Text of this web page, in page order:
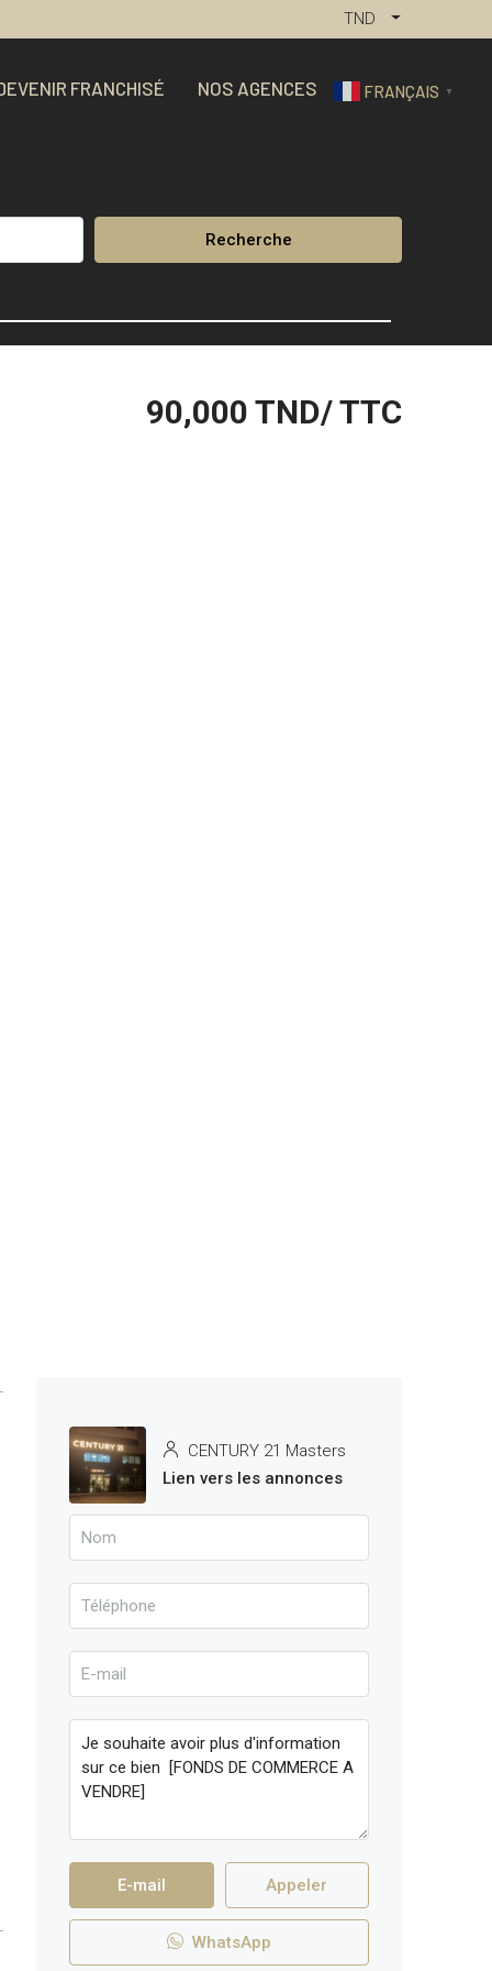
TND
FRANCHISÉ NOS AGENCES FRANÇAIS ▼
Recherche
90,000 TND/ TTC
CENTURY 21 Masters
Lien vers les annonces
E-mail Appeler
WhatsApp